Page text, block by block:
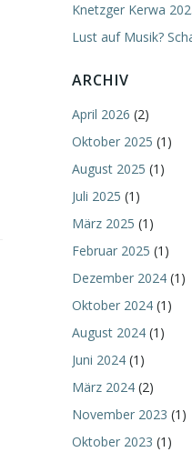
Knetzger Kerwa
Lust auf Musik?
ARCHIV
April 2026 (2)
Oktober 2025 (1)
August 2025 (1)
Juli 2025 (1)
März 2025 (1)
Februar 2025 (1)
Dezember 2024 (1)
Oktober 2024 (1)
August 2024 (1)
Juni 2024 (1)
März 2024 (2)
November 2023 (1)
Oktober 2023 (1)